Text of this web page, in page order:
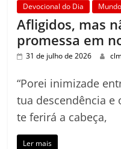
Devocional do Dia
Afligidos, mas
promessa em
31 de julho de 2026
“Porei inimizade
tua descendência e
te ferirá a cabeça,
Ler mais